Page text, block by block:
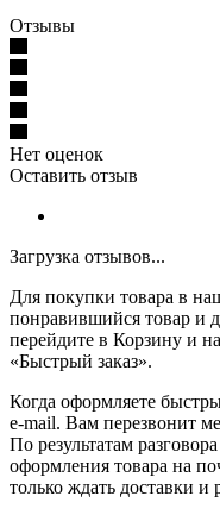
Отзывы
Нет оценок
Оставить отзыв
Загрузка отзывов...
Для покупки товара в
понравившийся товар и
перейдите в Корзину и
«Быстрый заказ».
Когда оформляете
e-mail. Вам перезвонит
По результатам
оформления товара на
только ждать доставки и